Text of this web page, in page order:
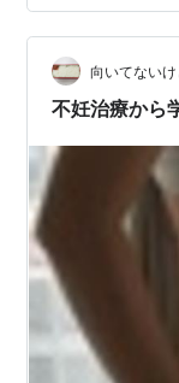
「ついに、陽性
ロナに罹った影
向いてないけ
不妊治療から